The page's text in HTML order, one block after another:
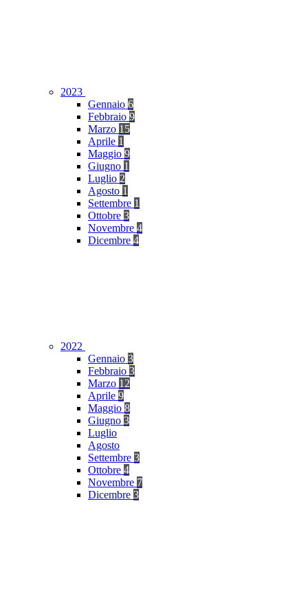
2023
Gennaio 6
Febbraio 9
Marzo 15
Aprile 1
Maggio 9
Giugno 1
Luglio 2
Agosto 1
Settembre 1
Ottobre 3
Novembre 4
Dicembre 4
2022
Gennaio 3
Febbraio 3
Marzo 12
Aprile 9
Maggio 8
Giugno 3
Luglio
Agosto
Settembre 3
Ottobre 4
Novembre 7
Dicembre 3